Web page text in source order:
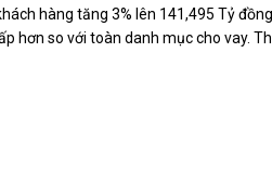
hàng tăng 3% lên 141,495 Tỷ
hơn so với toàn danh mục cho vay.